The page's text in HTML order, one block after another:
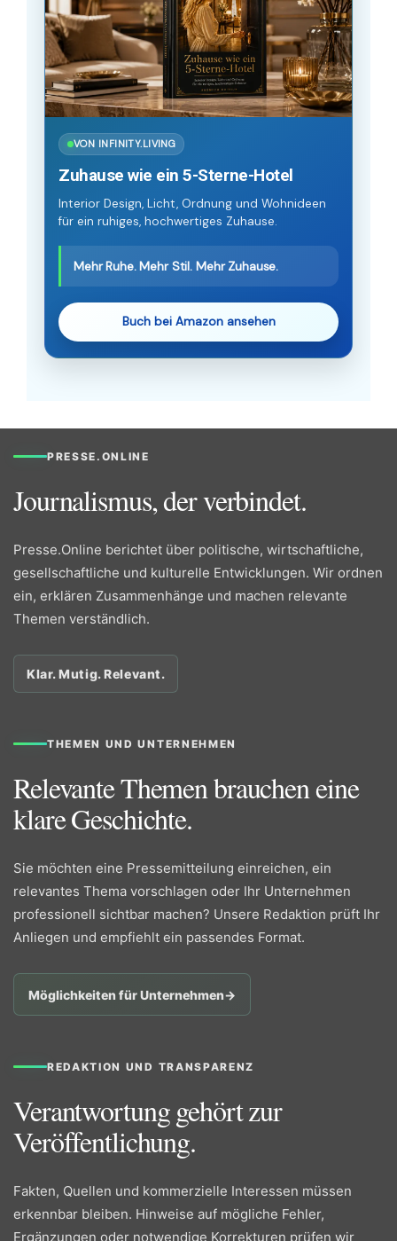
VON INFINITY.LIVING
Zuhause wie ein 5-Sterne-Hotel
Interior Design, Licht, Ordnung und Wohnideen
für ein ruhiges, hochwertiges Zuhause.
Mehr Ruhe. Mehr Stil. Mehr Zuhause.
Buch bei Amazon ansehen
PRESSE.ONLINE
Journalismus, der verbindet.
Presse.Online berichtet über politische, wirtschaftliche,
gesellschaftliche und kulturelle Entwicklungen. Wir ordnen
ein, erklären Zusammenhänge und machen relevante
Themen verständlich.
Klar. Mutig. Relevant.
THEMEN UND UNTERNEHMEN
Relevante Themen brauchen eine
klare Geschichte.
Sie möchten eine Pressemitteilung einreichen, ein
relevantes Thema vorschlagen oder Ihr Unternehmen
professionell sichtbar machen? Unsere Redaktion prüft Ihr
Anliegen und empfiehlt ein passendes Format.
Möglichkeiten für Unternehmen→
REDAKTION UND TRANSPARENZ
Verantwortung gehört zur
Veröffentlichung.
Fakten, Quellen und kommerzielle Interessen müssen
erkennbar bleiben. Hinweise auf mögliche Fehler,
Ergänzungen oder notwendige Korrekturen prüfen wir